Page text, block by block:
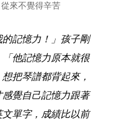
來不覺得辛苦
的記憶力！」孩子剛
他記憶力原本就很
把琴譜都背起來，
覺自己記憶力跟著
單字，成績比以前